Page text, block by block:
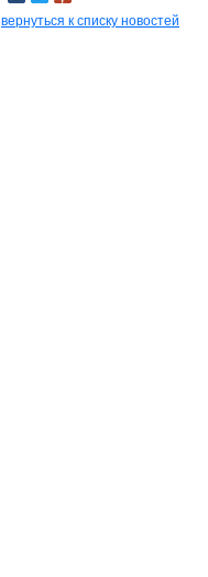
вернуться к списку новостей